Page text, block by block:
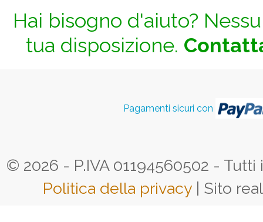
Hai bisogno d'aiuto?
tua disposizione.
Pagamenti sicuri con
© 2026 - P.IVA 01194560502 -
Politica della privacy | Sito